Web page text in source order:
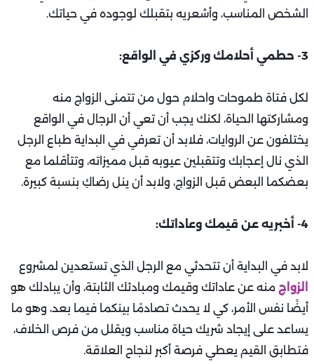
الشخص المناسب، وأشعريه بتقبلك لوجوده في حياتك.
3- حطمي أحلامك وركزي في الواقع:
لكل فتاة طموحات واحلام حول من تتمنى الزواج منه
ومشاركتها الحياة، لكنك يجب أن تعي أن الرجال في الواقع
يختلفون عن الروايات، فلابد أن تعرفي في البداية طباع الرجل
الذي نال إعجابك وتتقبلين عيوبه قبل مميزاته، وتتأقلما مع
بعضكما البعض قبل الزواج، ولابد أن ينل رضاكِ بنسبة كبيرة.
4- أخبريه عن قيمك وعاداتك:
لابد في البداية أن تتحدثي مع الرجل الذي تستعدين لمشروع
الزواج منه عن عاداتك وقيمك ومبادئك الثابتة، وأن يبادلك هو
أيضًا نفس الأمر، كي لا يحدث تصادمًا بينكما فيما بعد، وهو ما
يساعد على إيجاد شريك حياة مناسب ويقلل من فرص الخلاف،
فتطابق القيم يعطي فرصة أكبر لنجاح العلاقة.